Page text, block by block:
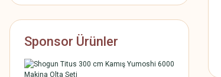
Sponsor Ürünler